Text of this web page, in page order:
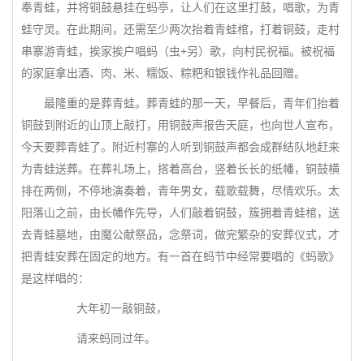
奉青蛙，并将铜鼓悬挂在蚂亭，让人们在这里打鼓，唱歌，为青
蛙守灵。在此期间，还需至少两次抬着青蛙棺，打着铜鼓，走村
串寨游青蛙，挨家挨户唱蚂（虫+另）歌，向村民祝福。被祝福
的家庭拿出酒、肉、米、糯饭、粽粑和银钱作礼品回赠。
最隆重的是葬青蛙。葬青蛙的那一天，早餐后，青年们抬着
铜鼓到附近的山顶上敲打，用铜鼓声报告天庭，也向世人宣布，
今天要葬青蛙了。附近村寨的人听到铜鼓声都会成群结队地赶来
为青蛙送葬。在葬礼场上，搭着高台，竖着长长的纸幡，铜鼓横
排在两侧，不停地演奏着，青年男女，载歌载舞，尽情欢乐。太
阳落山之前，由长幡作先导，人们敲着铜鼓，簇拥着青蛙棺，送
去青蛙墓地，由魔公献祭品，念祭词，做完繁杂的安葬仪式，才
把青蛙安葬在固定的地方。有一首在蚂节中经常要唱的《蚂歌》
是这样唱的：
大年初一敲铜鼓，
请来蚂同过年。